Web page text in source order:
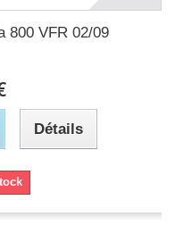
800 VFR 02/09
Détails